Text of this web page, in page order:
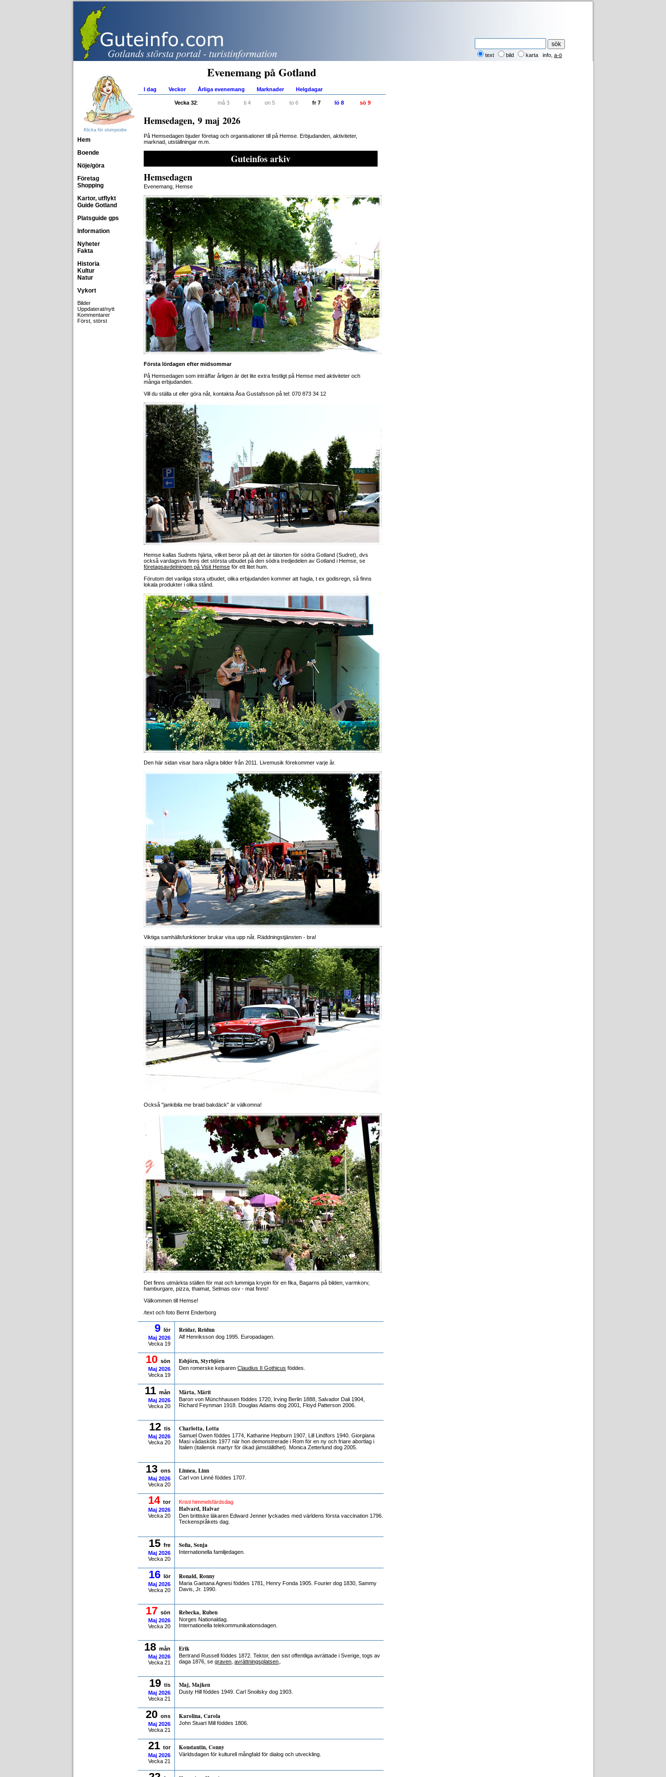
text bild karta info a-ö
Klicka för slumpsidor
Hem
Boende
Nöje/göra
Företag
Shopping
Kartor, utflykt
Guide Gotland
Platsguide gps
Information
Nyheter
Fakta
Historia
Kultur
Natur
Vykort
Bilder
Uppdaterat/nytt
Kommentarer
Först, störst
Evenemang på Gotland
I dag Veckor Årliga evenemang Marknader Helgdagar
Vecka 32: må 3 ti 4 on 5 to 6 fr 7 lö 8 sö 9
Hemsedagen, 9 maj 2026
På Hemsedagen bjuder företag och organisationer till på Hemse. Erbjudanden, aktiviteter,
marknad, utställningar m.m.
Guteinfos arkiv
Hemsedagen
Evenemang, Hemse
Första lördagen efter midsommar
På Hemsedagen som inträffar årligen är det lite extra festligt på Hemse med aktiviteter och
många erbjudanden.
Vill du ställa ut eller göra nåt, kontakta Åsa Gustafsson på tel: 070 873 34 12
Hemse kallas Sudrets hjärta, vilket beror på att det är tätorten för södra Gotland (Sudret), dvs
också vardagsvis finns det största utbudet på den södra tredjedelen av Gotland i Hemse, se
företagsavdelningen på Visit Hemse för ett litet hum.
Förutom det vanliga stora utbudet, olika erbjudanden kommer att hagla, t ex godisregn, så finns
lokala produkter i olika stånd.
Den här sidan visar bara några bilder från 2011. Livemusik förekommer varje år.
Viktiga samhällsfunktioner brukar visa upp nåt. Räddningstjänsten - bra!
Också "jankibila me braid bakdäck" är välkomna!
Det finns utmärkta ställen för mat och lummiga krypin för en fika, Bagarns på bilden, varmkorv,
hamburgare, pizza, thaimat, Selmas osv - mat finns!
Välkommen till Hemse!
/text och foto Bernt Enderborg
9 lör
Maj 2026
Vecka 19
Reidar, Reidun
Alf Henriksson dog 1995. Europadagen.
10 sön
Maj 2026
Vecka 19
Esbjörn, Styrbjörn
Den romerske kejsaren Claudius II Gothicus föddes.
11 mån
Maj 2026
Vecka 20
Märta, Märit
Baron von Münchhausen föddes 1720, Irving Berlin 1888, Salvador Dali 1904,
Richard Feynman 1918. Douglas Adams dog 2001, Floyd Patterson 2006.
12 tis
Maj 2026
Vecka 20
Charlotta, Lotta
Samuel Owen föddes 1774, Katharine Hepburn 1907, Lill Lindfors 1940. Giorgiana
Masi vådasköts 1977 när hon demonstrerade i Rom för en ny och friare abortlag i
Italien (italiensk martyr för ökad jämställdhet). Monica Zetterlund dog 2005.
13 ons
Maj 2026
Vecka 20
Linnea, Linn
Carl von Linné föddes 1707.
14 tor
Maj 2026
Vecka 20
Kristi himmelsfärdsdag
Halvard, Halvar
Den brittiske läkaren Edward Jenner lyckades med världens första vaccination 1796.
Teckenspråkets dag.
15 fre
Maj 2026
Vecka 20
Sofia, Sonja
Internationella familjedagen.
16 lör
Maj 2026
Vecka 20
Ronald, Ronny
Maria Gaetana Agnesi föddes 1781, Henry Fonda 1905. Fourier dog 1830, Sammy
Davis, Jr. 1990.
17 sön
Maj 2026
Vecka 20
Rebecka, Ruben
Norges Nationaldag.
Internationella telekommunikationsdagen.
18 mån
Maj 2026
Vecka 21
Erik
Bertrand Russell föddes 1872. Tektor, den sist offentliga avrättade i Sverige, togs av
daga 1876, se graven avrättningsplatsen
19 tis
Maj 2026
Vecka 21
Maj, Majken
Dusty Hill föddes 1949. Carl Snoilsky dog 1903.
20 ons
Maj 2026
Vecka 21
Karolina, Carola
John Stuart Mill föddes 1806.
21 tor
Maj 2026
Vecka 21
Konstantin, Conny
Världsdagen för kulturell mångfald för dialog och utveckling.